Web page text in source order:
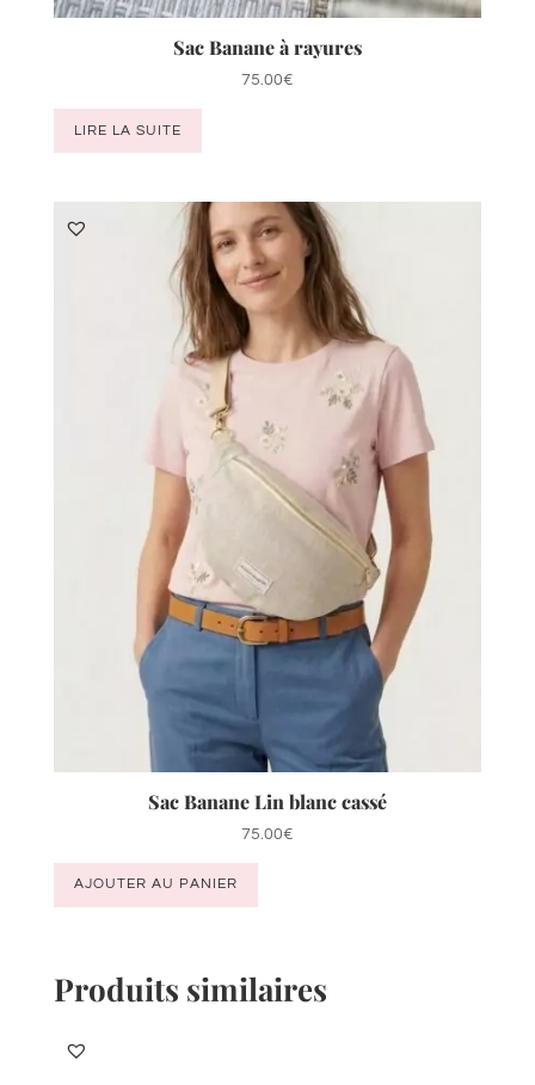
Sac Banane à rayures
75.00€
LIRE LA SUITE
Sac Banane Lin blanc cassé
75.00€
AJOUTER AU PANIER
Produits similaires